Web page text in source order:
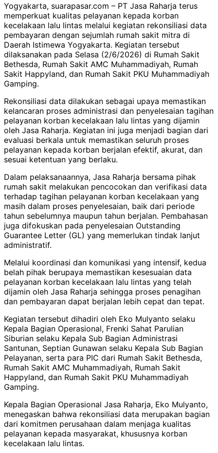
Yogyakarta, suarapasar.com – PT Jasa Raharja terus
memperkuat kualitas pelayanan kepada korban
kecelakaan lalu lintas melalui kegiatan rekonsiliasi data
pembayaran dengan sejumlah rumah sakit mitra di
Daerah Istimewa Yogyakarta. Kegiatan tersebut
dilaksanakan pada Selasa (2/6/2026) di Rumah Sakit
Bethesda, Rumah Sakit AMC Muhammadiyah, Rumah
Sakit Happyland, dan Rumah Sakit PKU Muhammadiyah
Gamping.
Rekonsiliasi data dilakukan sebagai upaya memastikan
kelancaran proses administrasi dan penyelesaian tagihan
pelayanan korban kecelakaan lalu lintas yang dijamin
oleh Jasa Raharja. Kegiatan ini juga menjadi bagian dari
evaluasi berkala untuk memastikan seluruh proses
pelayanan kepada korban berjalan efektif, akurat, dan
sesuai ketentuan yang berlaku.
Dalam pelaksanaannya, Jasa Raharja bersama pihak
rumah sakit melakukan pencocokan dan verifikasi data
terhadap tagihan pelayanan korban kecelakaan yang
masih dalam proses penyelesaian, baik dari periode
tahun sebelumnya maupun tahun berjalan. Pembahasan
juga difokuskan pada penyelesaian Outstanding
Guarantee Letter (GL) yang memerlukan tindak lanjut
administratif.
Melalui koordinasi dan komunikasi yang intensif, kedua
belah pihak berupaya memastikan kesesuaian data
pelayanan korban kecelakaan lalu lintas yang telah
dijamin oleh Jasa Raharja sehingga proses penagihan
dan pembayaran dapat berjalan lebih cepat dan tepat.
Kegiatan tersebut dihadiri oleh Eko Mulyanto selaku
Kepala Bagian Operasional, Frenki Sahat Parulian
Siburian selaku Kepala Sub Bagian Administrasi
Santunan, Septian Gunawan selaku Kepala Sub Bagian
Pelayanan, serta para PIC dari Rumah Sakit Bethesda,
Rumah Sakit AMC Muhammadiyah, Rumah Sakit
Happyland, dan Rumah Sakit PKU Muhammadiyah
Gamping.
Kepala Bagian Operasional Jasa Raharja, Eko Mulyanto,
menegaskan bahwa rekonsiliasi data merupakan bagian
dari komitmen perusahaan dalam menjaga kualitas
pelayanan kepada masyarakat, khususnya korban
kecelakaan lalu lintas.